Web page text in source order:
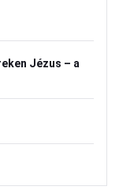
Jézus – a